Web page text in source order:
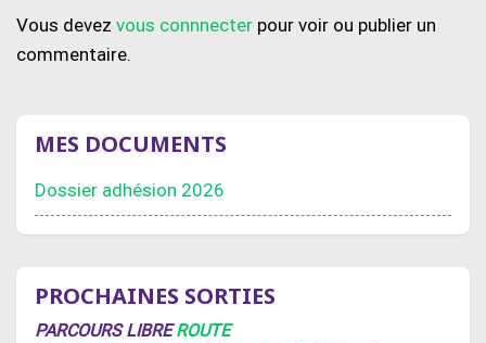
Vous devez vous connnecter pour voir ou publier un
commentaire.
MES DOCUMENTS
Dossier adhésion 2026
PROCHAINES SORTIES
PARCOURS LIBREROUTE